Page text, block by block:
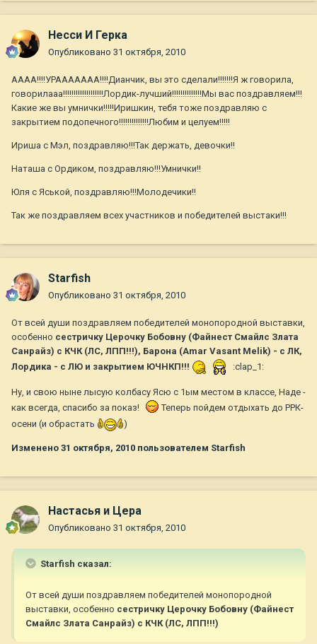
Несси И Герка
Опубликовано 31 октября, 2010
АААА!!!!УРААААААА!!!!Дианчик, вы это сделали!!!!!!!Я ж говорила,
говорилааа!!!!!!!!!!!!!!!!!!!Лордик-лучший!!!!!!!!!!!!!!Мы вас поздравляем!!!
Какие же вы умнички!!!!!Иришкин, тебя тоже поздравляю с
закрытием подопечного!!!!!!!!!!!!!!Любим и целуем!!!!!
Ириша с Мэл, поздравляю!!!Так держать, девочки!!
Наташа с Ордиком, поздравляю!!!Умнички!!
Юля с Яськой, поздравляю!!!Молодечики!!
Так же поздравляем всех участников и победителей выстаки!!!
Starfish
Опубликовано 31 октября, 2010
От всей души поздравляем победителей монопородной выставки,
особенно сестричку Церочку Бобовну (Файнест Смайлс Злата
Санрайз) с КЧК (ЛС, ЛПП!!!), Барона (Amar Vasant Melik) - с ЛК,
Лордика - с ЛЮ и закрытием ЮЧНКП!!!
:clap_1:
Ну, и свою ныне лысую колбасу Ясю с 1ым местом в классе, Наде -
как всегда, спасибо за показ!
Теперь пойдем отдыхать до РРК-
осени (и обрастать
)
Изменено 31 октября, 2010 пользователем Starfish
Настасья и Цера
Опубликовано 31 октября, 2010
Starfish сказал:
От всей души поздравляем победителей монопородной
выставки, особенно сестричку Церочку Бобовну (Файнест
Смайлс Злата Санрайз) с КЧК (ЛС, ЛПП!!!)